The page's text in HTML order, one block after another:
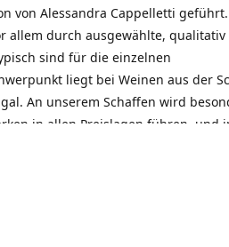
von Alessandra Cappelletti
allem durch ausgewählte, qualitativ
sind für die einzelnen
liegt bei Weinen aus der
An unserem Schaffen wird
in allen Preislagen führen, und